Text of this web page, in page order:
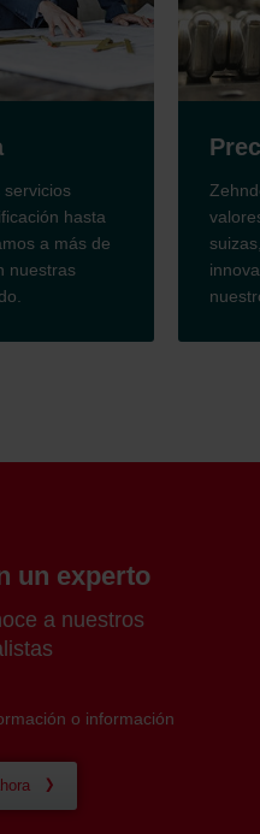
Precisión y calidad
Zehnder se fundó sobre la
valores familiares. La precisión y
suizas, así como el enfoque
innovación, siempre han sido el
nuestro negocio.
un experto
a nuestros
o información